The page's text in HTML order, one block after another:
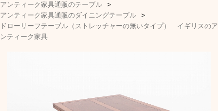
アンティーク家具通販のテーブル
>
アンティーク家具通販のダイニングテーブル
>
ドローリーフテーブル（ストレッチャーの無いタイプ） イギリスのア
ンティーク家具